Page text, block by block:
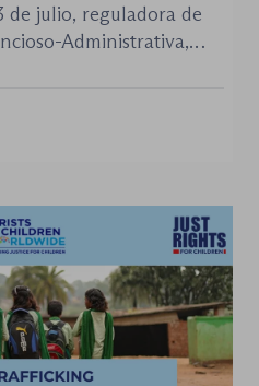
de julio, reguladora de
Administrativa,
años no han
como en
órganos […]